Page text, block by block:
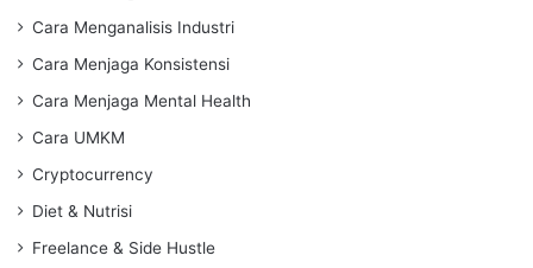
Cara Menganalisis Industri
Cara Menjaga Konsistensi
Cara Menjaga Mental Health
Cara UMKM
Cryptocurrency
Diet & Nutrisi
Freelance & Side Hustle